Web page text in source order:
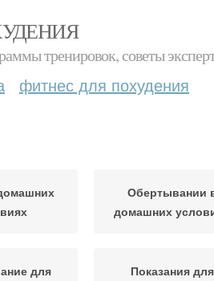
тренировок, советы
фитнес для похудения
Обертывании
домашних
для
Показания для